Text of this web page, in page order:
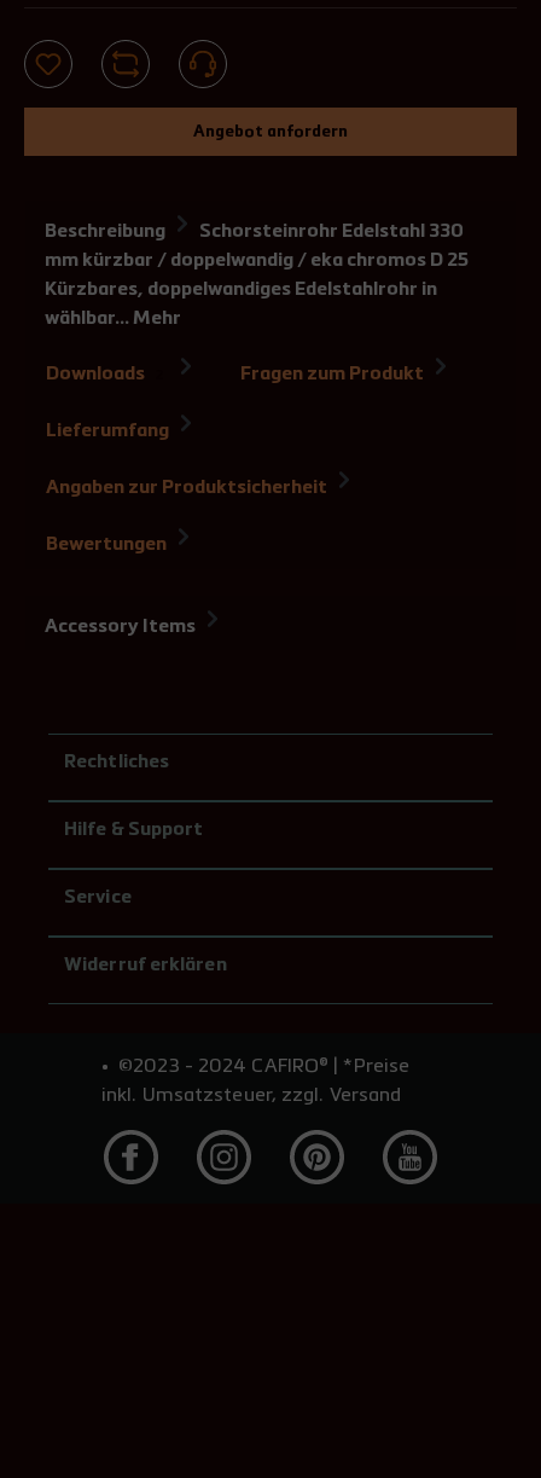
Angebot anfordern
Beschreibung
Schorsteinrohr Edelstahl 330
mm kürzbar / doppelwandig / eka chromos D 25
Kürzbares, doppelwandiges Edelstahlrohr in
wählbar… Mehr
Downloads Fragen zum Produkt
Lieferumfang
Angaben zur Produktsicherheit
Bewertungen
Accessory Items
Rechtliches
Hilfe & Support
Service
Widerruf erklären
©2023 - 2024 CAFIRO® | *Preise
inkl. Umsatzsteuer, zzgl. Versand